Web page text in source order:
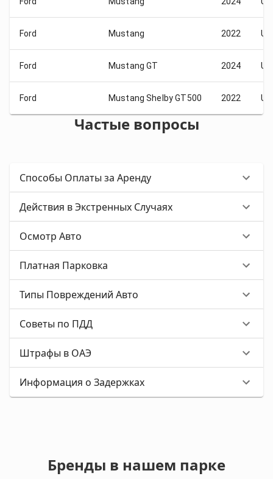
Ford Mustang 2022
Ford Mustang GT 2024
Ford Mustang Shelby GT500 2022
Частые вопросы
Способы Оплаты за Аренду
Действия в Экстренных Случаях
Осмотр Авто
Платная Парковка
Типы Повреждений Авто
Советы по ПДД
Штрафы в ОАЭ
Информация о Задержках
Бренды в нашем парке